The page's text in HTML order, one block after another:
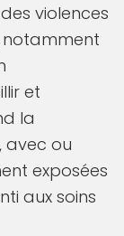
violences
et
la
avec ou
exposées
aux soins